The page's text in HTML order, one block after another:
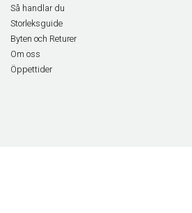
Så handlar du
Storleksguide
Byten och Returer
Om oss
Öppettider